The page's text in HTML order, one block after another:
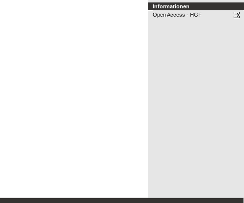
Informationen
Open Access - HGF